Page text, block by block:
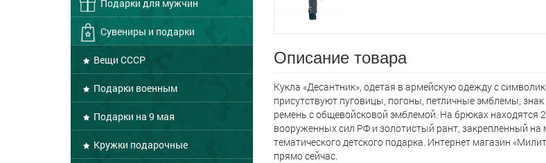
Подарки для мужчин
Сувениры и подарки
Вещи СССР
Подарки военным
Подарки на 9 мая
Кружки подарочные
Описание товара
Кукла «Десантник», одетая в армейскую одежду с
присутствуют пуговицы, погоны, петличные эмблемы,
ремень с общевойсковой эмблемой. На брюках находятся
вооруженных сил РФ и золотистый рант, закрепленный на
тематического детского подарка. Интернет магазин
прямо сейчас.